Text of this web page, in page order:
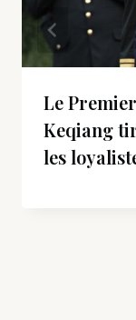
Le
Keqiang
les